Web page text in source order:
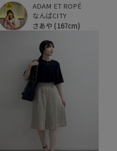
ADAM ET ROPÉ
なんばCITY
さあや (167cm)